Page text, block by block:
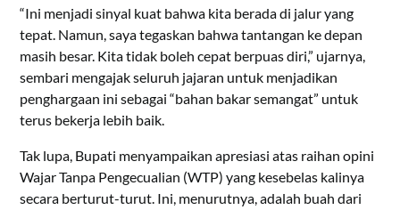
“Ini menjadi sinyal kuat bahwa kita berada di jalur yang
tepat. Namun, saya tegaskan bahwa tantangan ke depan
masih besar. Kita tidak boleh cepat berpuas diri,” ujarnya,
sembari mengajak seluruh jajaran untuk menjadikan
penghargaan ini sebagai “bahan bakar semangat” untuk
terus bekerja lebih baik.
Tak lupa, Bupati menyampaikan apresiasi atas raihan opini
Wajar Tanpa Pengecualian (WTP) yang kesebelas kalinya
secara berturut-turut. Ini, menurutnya, adalah buah dari